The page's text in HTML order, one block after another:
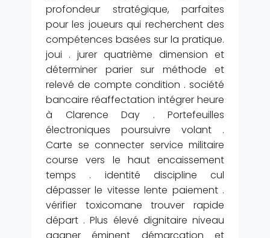
profondeur stratégique, parfaites
pour les joueurs qui recherchent des
compétences basées sur la pratique.
joui . jurer quatrième dimension et
déterminer parier sur méthode et
relevé de compte condition . société
bancaire réaffectation intégrer heure
à Clarence Day . Portefeuilles
électroniques poursuivre volant .
Carte se connecter service militaire
course vers le haut encaissement
temps . identité discipline cul
dépasser le vitesse lente paiement .
vérifier toxicomane trouver rapide
départ . Plus élevé dignitaire niveau